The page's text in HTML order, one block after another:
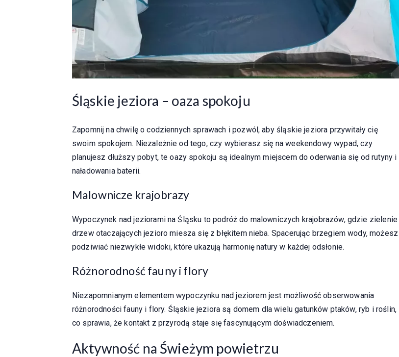
Śląskie jeziora – oaza spokoju
Zapomnij na chwilę o codziennych sprawach i pozwól, aby śląskie jeziora przywitały cię
swoim spokojem. Niezależnie od tego, czy wybierasz się na weekendowy wypad, czy
planujesz dłuższy pobyt, te oazy spokoju są idealnym miejscem do oderwania się od rutyny i
naładowania baterii.
Malownicze krajobrazy
Wypoczynek nad jeziorami na Śląsku to podróż do malowniczych krajobrazów, gdzie zielenie
drzew otaczających jezioro miesza się z błękitem nieba. Spacerując brzegiem wody, możesz
podziwiać niezwykłe widoki, które ukazują harmonię natury w każdej odsłonie.
Różnorodność fauny i flory
Niezapomnianym elementem wypoczynku nad jeziorem jest możliwość obserwowania
różnorodności fauny i flory. Śląskie jeziora są domem dla wielu gatunków ptaków, ryb i roślin,
co sprawia, że kontakt z przyrodą staje się fascynującym doświadczeniem.
Aktywność na Świeżym powietrzu